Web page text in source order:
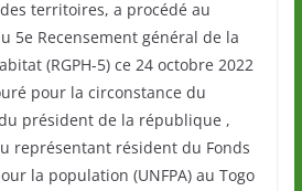
territoires, a procédé au
5e Recensement général de la
(RGPH-5) ce 24 octobre 2022
pour la circonstance du
président de la république ,
représentant résident du Fonds
la population (UNFPA) au Togo